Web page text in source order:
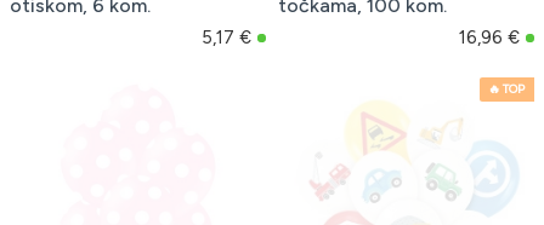
otiskom, 6 kom.
5,17 €
točkama, 100 kom.
16,96 €
🔥 TOP